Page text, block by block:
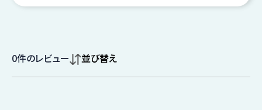
0件のレビュー 並び替え